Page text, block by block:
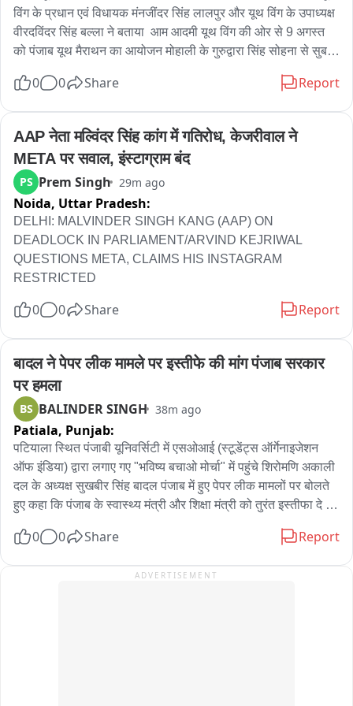
विंग के प्रधान एवं विधायक मंनजींदर सिंह लालपुर और यूथ विंग के उपाध्यक्ष
वीरदविंदर सिंह बल्ला ने बताया  आम आदमी यूथ विंग की ओर से 9 अगस्त
को पंजाब यूथ मैराथन का आयोजन मोहाली के गुरुद्वारा सिंह सोहना से सुबह
जो आम आदमींयूथ विंग ग्राउंड पर मजबूती से काम करो
सेहत मंद और नशा मुक्त यूथ हो इस का संदेश दिया जाएगा
चार कैटेगरी मे इनाम दिया जाएगा
ये मैराथन पांच किलोमीटर की होगी
तीन हज़ार एथलीट और नौजवान रजिस्टर्ड को चुके हैं
को दी जाएगी
0 0 Share Report
AAP नेता मल्विंदर सिंह कांग में गतिरोध, केजरीवाल ने
META पर सवाल, इंस्टाग्राम बंद
PS Prem Singh 29m ago
Noida, Uttar Pradesh:
DELHI: MALVINDER SINGH KANG (AAP) ON
DEADLOCK IN PARLIAMENT/ARVIND KEJRIWAL
QUESTIONS META, CLAIMS HIS INSTAGRAM
RESTRICTED
0 0 Share Report
बादल ने पेपर लीक मामले पर इस्तीफे की मांग पंजाब सरकार
पर हमला
BS BALINDER SINGH 38m ago
Patiala, Punjab:
पटियाला स्थित पंजाबी यूनिवर्सिटी में एसओआई (स्टूडेंट्स ऑर्गेनाइजेशन
ऑफ इंडिया) द्वारा लगाए गए "भविष्य बचाओ मोर्चा" में पहुंचे शिरोमणि अकाली
दल के अध्यक्ष सुखबीर सिंह बादल पंजाब में हुए पेपर लीक मामलों पर बोलते
हुए कहा कि पंजाब के स्वास्थ्य मंत्री और शिक्षा मंत्री को तुरंत इस्तीफा दे
लेकिन कभी भी पंजाब सरकार ने इसकी जिम्मेदारी स्वीकार नहीं की। उन्होंने
अपने ही प्रदेश में छात्र इस्तीफे की मांग कर रहे हैं तो सरकार अपनी ही बातों
0 0 Share Report
ADVERTISEMENT